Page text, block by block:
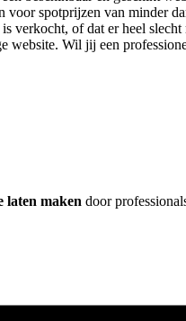
voor spotprijzen van minder
verkocht, of dat er heel
website. Wil jij een
laten maken door